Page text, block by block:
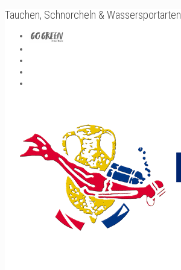
Tauchen, Schnorcheln & Wassersportarten